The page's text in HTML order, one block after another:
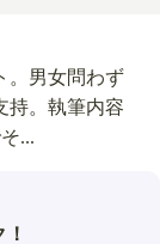
。男女問わず
持。執筆内容
...